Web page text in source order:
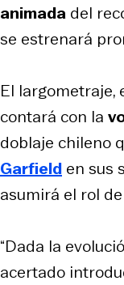
animada del
se estrenará
El largometraje,
contará con la
doblaje chileno
Garfield en sus
asumirá el rol
“Dada la
acertado